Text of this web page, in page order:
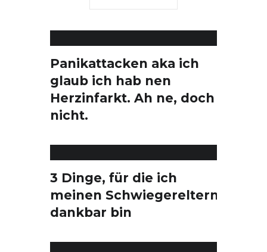
Panikattacken aka ich
glaub ich hab nen
Herzinfarkt. Ah ne, doch
nicht.
3 Dinge, für die ich
meinen Schwiegereltern
dankbar bin